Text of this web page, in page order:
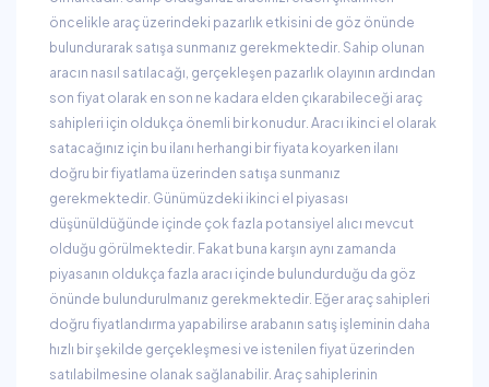
öncelikle araç üzerindeki pazarlık etkisini de göz önünde
bulundurarak satışa sunmanız gerekmektedir. Sahip olunan
aracın nasıl satılacağı, gerçekleşen pazarlık olayının ardından
son fiyat olarak en son ne kadara elden çıkarabileceği araç
sahipleri için oldukça önemli bir konudur. Aracı ikinci el olarak
satacağınız için bu ilanı herhangi bir fiyata koyarken ilanı
doğru bir fiyatlama üzerinden satışa sunmanız
gerekmektedir. Günümüzdeki ikinci el piyasası
düşünüldüğünde içinde çok fazla potansiyel alıcı mevcut
olduğu görülmektedir. Fakat buna karşın aynı zamanda
piyasanın oldukça fazla aracı içinde bulundurduğu da göz
önünde bulundurulmanız gerekmektedir. Eğer araç sahipleri
doğru fiyatlandırma yapabilirse arabanın satış işleminin daha
hızlı bir şekilde gerçekleşmesi ve istenilen fiyat üzerinden
satılabilmesine olanak sağlanabilir. Araç sahiplerinin